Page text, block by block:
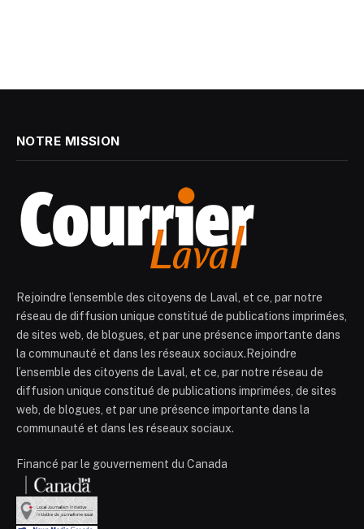
NOTRE MISSION
Rejoindre l’ensemble des citoyens de Laval, et ce, par notre
réseau de diffusion unique constitué de publications imprimées,
de sites web, de blogues, et par une présence importante dans
la communauté et dans les réseaux sociaux.Rejoindre
l’ensemble des citoyens de Laval, et ce, par notre réseau de
diffusion unique constitué de publications imprimées, de sites
web, de blogues, et par une présence importante dans la
communauté et dans les réseaux sociaux.
Financé par le gouvernement du Canada